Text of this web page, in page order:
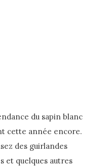
du sapin blanc
cette année encore.
des guirlandes
et quelques autres